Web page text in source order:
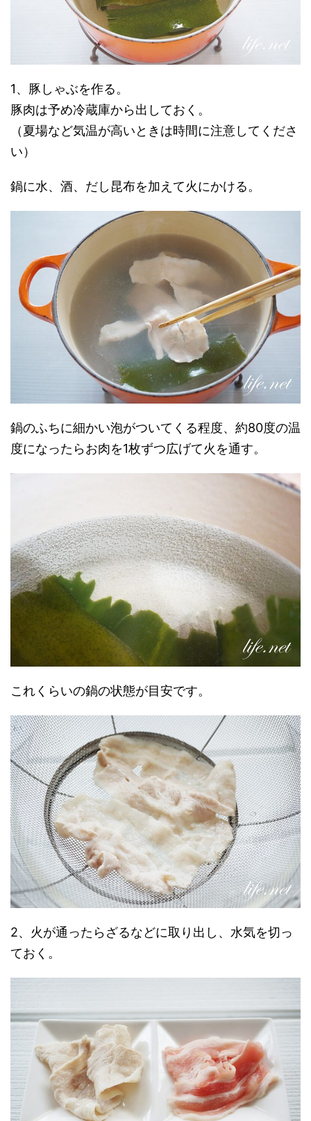
1、豚しゃぶを作る。
豚肉は予め冷蔵庫から出しておく。
（夏場など気温が高いときは時間に注意してくださ
い）
鍋に水、酒、だし昆布を加えて火にかける。
鍋のふちに細かい泡がついてくる程度、約80度の温
度になったらお肉を1枚ずつ広げて火を通す。
これくらいの鍋の状態が目安です。
2、火が通ったらざるなどに取り出し、水気を切っ
ておく。